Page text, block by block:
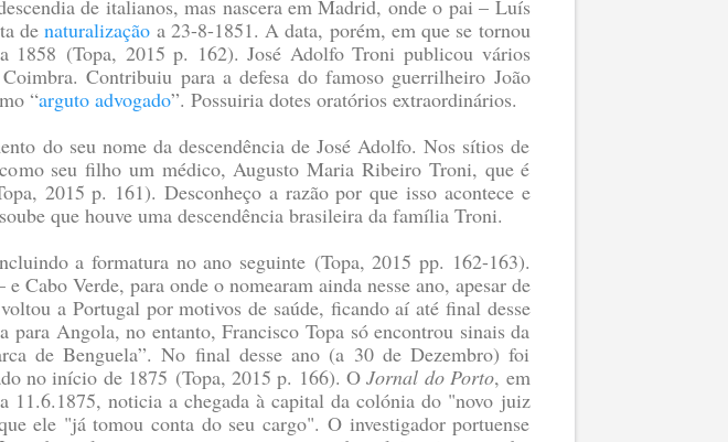
de italianos, mas nascera em Madrid, onde o pai – Luís
denaturalização a 23-8-1851. A data, porém, em que se tornou
1858 (Topa, 2015 p. 162). José Adolfo Troni publicou vários
Contribuiu para a defesa do famoso guerrilheiro João
“arguto advogado”. Possuiria dotes oratórios extraordinários.
do seu nome da descendência de José Adolfo. Nos sítios de
seu filho um médico, Augusto Maria Ribeiro Troni, que é
2015 p. 161). Desconheço a razão por que isso acontece e
que houve uma descendência brasileira da família Troni.
a formatura no ano seguinte (Topa, 2015 pp. 162-163).
Verde, para onde o nomearam ainda nesse ano, apesar de
a Portugal por motivos de saúde, ficando aí até final desse
Angola, no entanto, Francisco Topa só encontrou sinais da
de Benguela”. No final desse ano (a 30 de Dezembro) foi
no início de 1875 (Topa, 2015 p. 166). OJornal do Porto, em
a 11.6.1875, noticia a chegada à capital da colónia do "novo juiz
ele "já tomou conta do seu cargo". O investigador portuense